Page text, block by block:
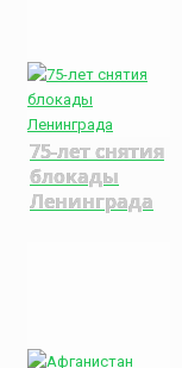
75-лет снятия
блокады
Ленинграда